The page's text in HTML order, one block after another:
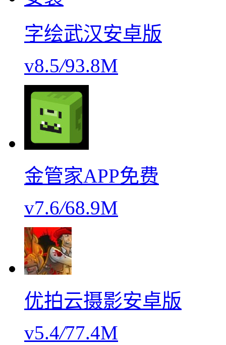
字绘武汉安卓版
v8.5/93.8M
金管家APP免费
v7.6/68.9M
优拍云摄影安卓版
v5.4/77.4M